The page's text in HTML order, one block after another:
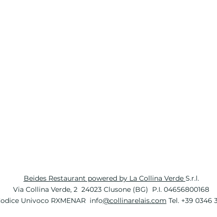
Beides Restaurant powered by La Collina Verde S.r.l.
Via Collina Verde, 2 24023 Clusone (BG) P.I. 04656800168
Univoco RXMENAR info@collinarelais.com Tel. +39 0346